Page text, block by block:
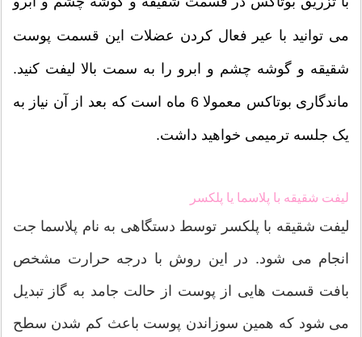
می توانید با عیر فعال کردن عضلات این قسمت پوست
شقیقه و گوشه چشم و ابرو را به سمت بالا لیفت کنید.
ماندگاری بوتاکس معمولا 6 ماه است که بعد از آن نیاز به
یک جلسه ترمیمی خواهید داشت.
لیفت شقیقه با پلاسما یا پلکسر
لیفت شقیقه با پلکسر توسط دستگاهی به نام پلاسما جت
انجام می شود. در این روش با درجه حرارت مشخص
بافت قسمت هایی از پوست از حالت جامد به گاز تبدیل
می شود که همین سوزاندن پوست باعث کم شدن سطح